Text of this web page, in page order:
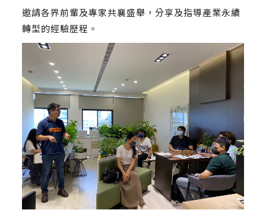
邀請各界前輩及專家共襄盛舉，分享及指導產業永續
轉型的經驗歷程。